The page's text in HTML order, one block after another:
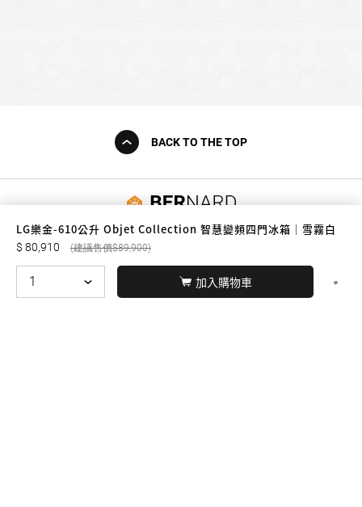
LG樂金-610公升 Objet Collection 智慧變頻四門冰箱｜雪霧白
80,910 89,900
加入購物車
BACK TO THE TOP
友誠購物
© BERNARD 2021 WEBDESIGN